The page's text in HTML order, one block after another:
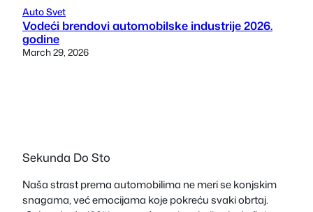
Auto Svet
Vodeći brendovi automobilske industrije 2026.
godine
March 29, 2026
Sekunda Do Sto
Naša strast prema automobilima ne meri se konjskim
snagama, već emocijama koje pokreću svaki obrtaj.